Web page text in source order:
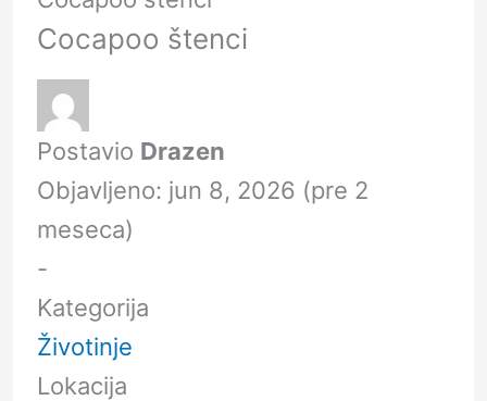
Cocapoo štenci
Postavio Drazen
Objavljeno: jun 8, 2026 (pre 2
meseca)
-
Kategorija
Životinje
Lokacija